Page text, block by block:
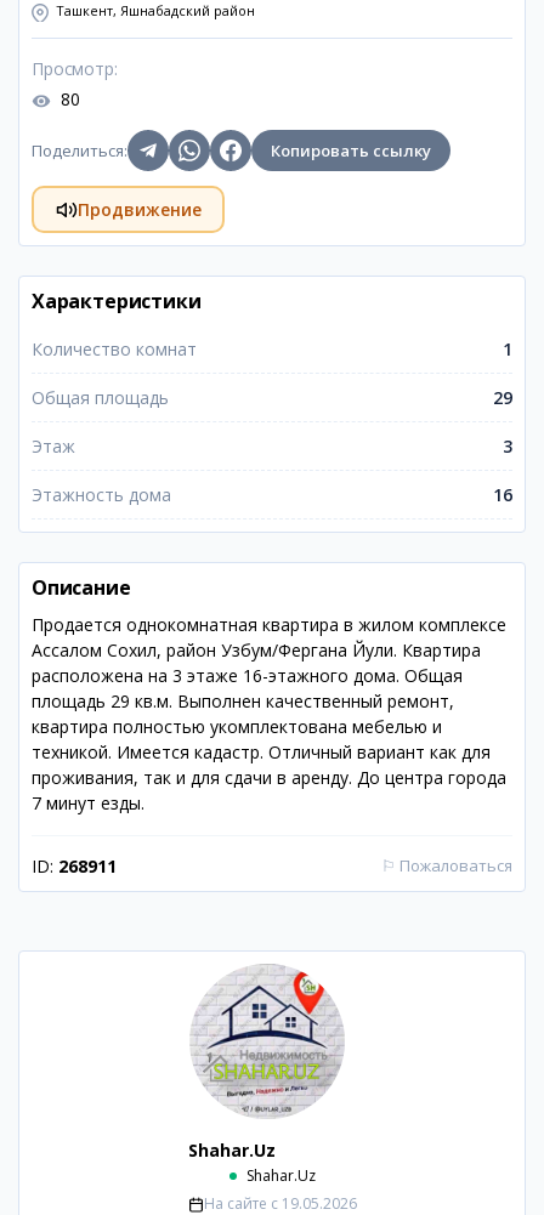
Ташкент, Яшнабадский район
Просмотр:
80
Поделиться: Копировать ссылку
Продвижение
Характеристики
Количество комнат 1
Общая площадь 29
Этаж 3
Этажность дома 16
Описание
Продается однокомнатная квартира в жилом комплексе
Ассалом Сохил, район Узбум/Фергана Йули. Квартира
расположена на 3 этаже 16-этажного дома. Общая
площадь 29 кв.м. Выполнен качественный ремонт,
квартира полностью укомплектована мебелью и
техникой. Имеется кадастр. Отличный вариант как для
проживания, так и для сдачи в аренду. До центра города
7 минут езды.
ID: 268911 ⚐ Пожаловаться
Shahar.Uz
Shahar.Uz
На сайте с 19.05.2026